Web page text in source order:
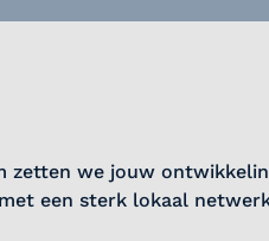
zetten we jouw
met een sterk lokaal